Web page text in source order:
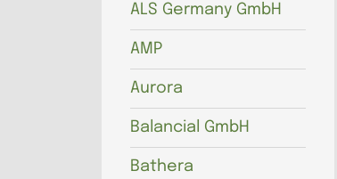
ALS Germany GmbH
AMP
Aurora
Balancial GmbH
Bathera